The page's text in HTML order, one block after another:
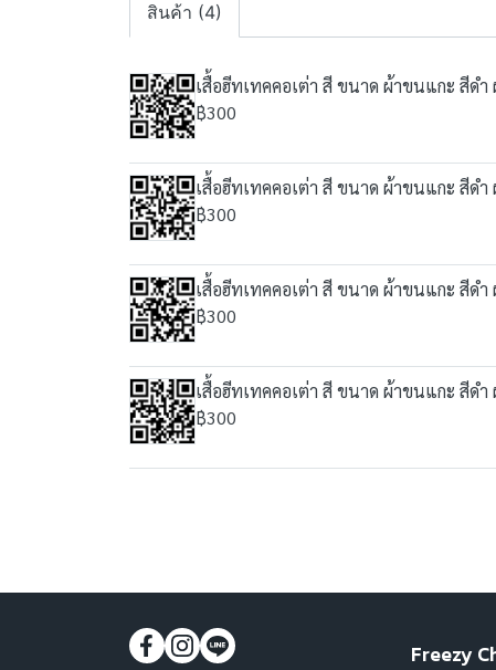
สินค้า (4)
เสื้อฮีทเทคคอเต่า สี ขนาด ผ้าขนแกะ สีดำ
฿300
เสื้อฮีทเทคคอเต่า สี ขนาด ผ้าขนแกะ สีดำ
฿300
เสื้อฮีทเทคคอเต่า สี ขนาด ผ้าขนแกะ สีดำ
฿300
เสื้อฮีทเทคคอเต่า สี ขนาด ผ้าขนแกะ สีดำ
฿300
Freezy